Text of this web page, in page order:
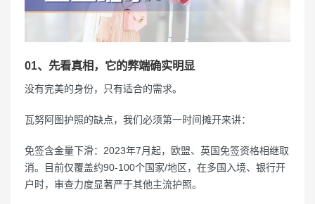
01、先看真相，它的弊端确实明显
没有完美的身份，只有适合的需求。
瓦努阿图护照的缺点，我们必须第一时间摊开来讲：
免签含金量下滑：2023年7月起，欧盟、英国免签资格相继取
消。目前仅覆盖约90-100个国家/地区，在多国入境、银行开
户时，审查力度显著严于其他主流护照。